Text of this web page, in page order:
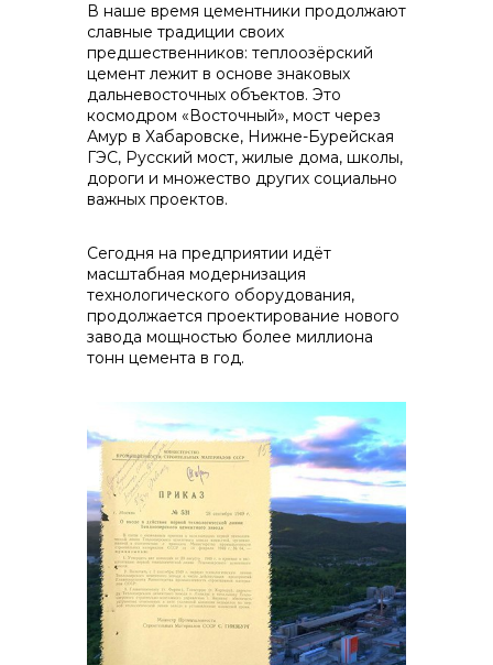
В наше время цементники продолжают
славные традиции своих
предшественников: теплоозёрский
цемент лежит в основе знаковых
дальневосточных объектов. Это
космодром «Восточный», мост через
Амур в Хабаровске, Нижне-Бурейская
ГЭС, Русский мост, жилые дома, школы,
дороги и множество других социально
важных проектов.
Сегодня на предприятии идёт
масштабная модернизация
технологического оборудования,
продолжается проектирование нового
завода мощностью более миллиона
тонн цемента в год.